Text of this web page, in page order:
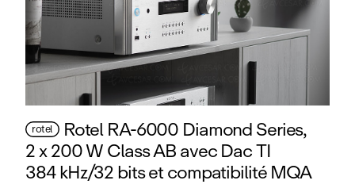
rotel Rotel RA-6000 Diamond Series,
2 x 200 W Class AB avec Dac TI
384 kHz/32 bits et compatibilité MQA